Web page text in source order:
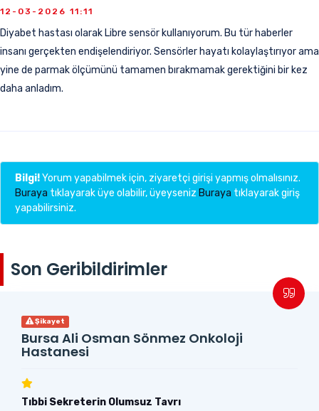
12-03-2026 11:11
Diyabet hastası olarak Libre sensör kullanıyorum. Bu tür haberler
insanı gerçekten endişelendiriyor. Sensörler hayatı kolaylaştırıyor ama
yine de parmak ölçümünü tamamen bırakmamak gerektiğini bir kez
daha anladım.
Bilgi!Yorum yapabilmek için, ziyaretçi girişi yapmış olmalısınız.
Buraya tıklayarak üye olabilir, üyeyseniz Buraya tıklayarak giriş
yapabilirsiniz.
Son Geribildirimler
Şikayet
Bursa Ali Osman Sönmez Onkoloji
Hastanesi
Tıbbi Sekreterin Olumsuz Tavrı